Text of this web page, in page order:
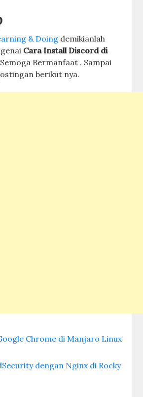
& Doing demikianlah
Cara Install Discord di
Bermanfaat . Sampai
berikut nya.
Chrome di Manjaro Linux
dengan Nginx di Rocky